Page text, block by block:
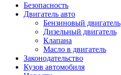
Безопасность
Двигатель авто
Бензиновый двигатель
Дизельный двигатель
Клапана
Масло в двигатель
Законодательство
Кузов автомобиля